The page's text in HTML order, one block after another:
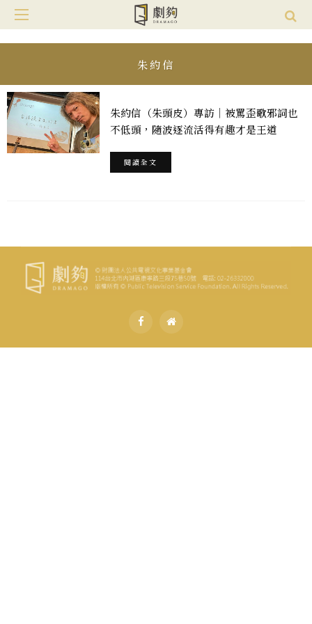
朱約信
朱約信（朱頭皮）專訪｜被罵歪歌邪詞也
不低頭，隨波逐流活得有趣才是王道
閱讀全文